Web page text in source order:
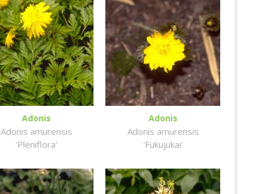
Adonis
Adonis amurensis
'Pleniflora'
Adonis
Adonis amurensis
'Fukujukai'